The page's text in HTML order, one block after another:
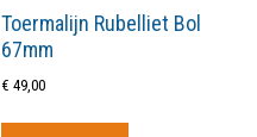
Toermalijn Rubelliet Bol
67mm
€ 49,00